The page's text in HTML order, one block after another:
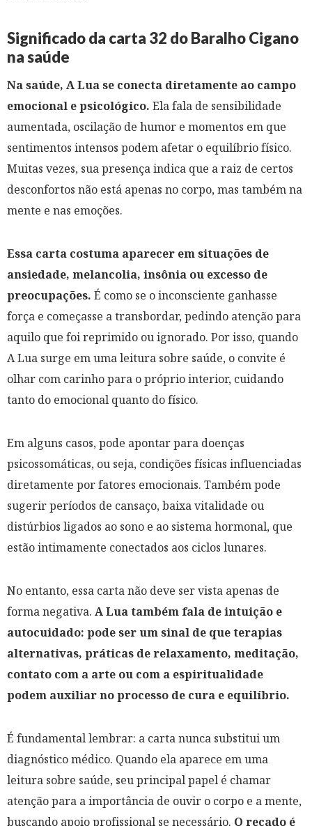
Significado da carta 32 do Baralho Cigano
na saúde
Na saúde, A Lua se conecta diretamente ao campo
emocional e psicológico. Ela fala de sensibilidade
aumentada, oscilação de humor e momentos em que
sentimentos intensos podem afetar o equilíbrio físico.
Muitas vezes, sua presença indica que a raiz de certos
desconfortos não está apenas no corpo, mas também na
mente e nas emoções.
Essa carta costuma aparecer em situações de
ansiedade, melancolia, insônia ou excesso de
preocupações. É como se o inconsciente ganhasse
força e começasse a transbordar, pedindo atenção para
aquilo que foi reprimido ou ignorado. Por isso, quando
A Lua surge em uma leitura sobre saúde, o convite é
olhar com carinho para o próprio interior, cuidando
tanto do emocional quanto do físico.
Em alguns casos, pode apontar para doenças
psicossomáticas, ou seja, condições físicas influenciadas
diretamente por fatores emocionais. Também pode
sugerir períodos de cansaço, baixa vitalidade ou
distúrbios ligados ao sono e ao sistema hormonal, que
estão intimamente conectados aos ciclos lunares.
No entanto, essa carta não deve ser vista apenas de
forma negativa. A Lua também fala de intuição e
autocuidado: pode ser um sinal de que terapias
alternativas, práticas de relaxamento, meditação,
contato com a arte ou com a espiritualidade
podem auxiliar no processo de cura e equilíbrio.
É fundamental lembrar: a carta nunca substitui um
diagnóstico médico. Quando ela aparece em uma
leitura sobre saúde, seu principal papel é chamar
atenção para a importância de ouvir o corpo e a mente,
buscando apoio profissional se necessário. O recado é